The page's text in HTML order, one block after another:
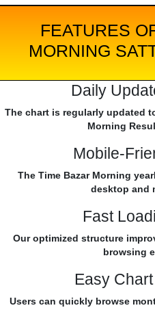
FEATURES
MORNING
Daily
The chart is regularly updated
Morning
Mobile-
The Time Bazar Morning
desktop and
Fast
Our optimized structure
browsing
Easy
Users can quickly browse